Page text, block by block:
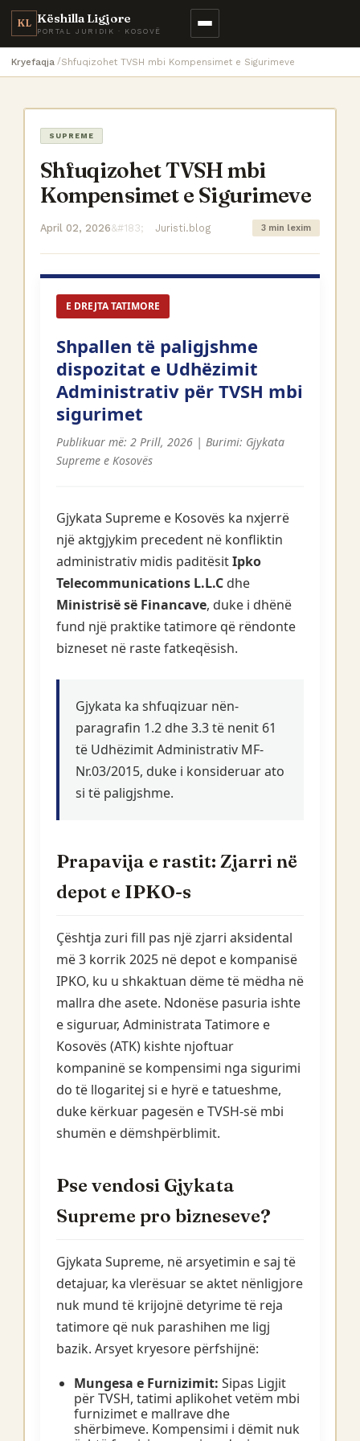
KL Këshilla Ligjore
PORTAL JURIDIK · KOSOVË
Kryefaqja Shfuqizohet TVSH mbi Kompensimet e Sigurimeve
SUPREME
Shfuqizohet TVSH mbi
Kompensimet e Sigurimeve
April 02, 2026 Juristi.blog 3 min lexim
E DREJTA TATIMORE
Shpallen të paligjshme
dispozitat e Udhëzimit
Administrativ për TVSH mbi
sigurimet
Publikuar më: 2 Prill, 2026 | Burimi: Gjykata
Supreme e Kosovës
Gjykata Supreme e Kosovës ka nxjerrë
një aktgjykim precedent në konfliktin
administrativ midis paditësitIpko
Telecommunications L.L.C dhe
Ministrisë së Financave, duke i dhënë
fund një praktike tatimore që rëndonte
bizneset në raste fatkeqësish.
Gjykata ka shfuqizuar nën-
paragrafin 1.2 dhe 3.3 të nenit 61
të Udhëzimit Administrativ MF-
Nr.03/2015, duke i konsideruar ato
si të paligjshme.
Prapavija e rastit: Zjarri në
depot e IPKO-s
Çështja zuri fill pas një zjarri aksidental
më 3 korrik 2025 në depot e kompanisë
IPKO, ku u shkaktuan dëme të mëdha në
mallra dhe asete. Ndonëse pasuria ishte
e siguruar, Administrata Tatimore e
Kosovës (ATK) kishte njoftuar
kompaninë se kompensimi nga sigurimi
do të llogaritej si e hyrë e tatueshme,
duke kërkuar pagesën e TVSH-së mbi
shumën e dëmshpërblimit.
Pse vendosi Gjykata
Supreme pro bizneseve?
Gjykata Supreme, në arsyetimin e saj të
detajuar, ka vlerësuar se aktet nënligjore
nuk mund të krijojnë detyrime të reja
tatimore që nuk parashihen me ligj
bazik. Arsyet kryesore përfshijnë:
Mungesa e Furnizimit: Sipas Ligjit
për TVSH, tatimi aplikohet vetëm mbi
furnizimet e mallrave dhe
shërbimeve. Kompensimi i dëmit nuk